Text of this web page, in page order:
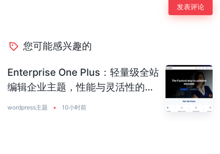
您可能感兴趣的
Enterprise One Plus：轻量级全站
编辑企业主题，性能与灵活性的完
wordpress主题 • 10小时前